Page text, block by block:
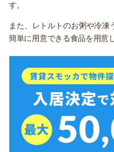
す。
また、レトルトのお粥や冷凍
簡単に用意できる食品を用意